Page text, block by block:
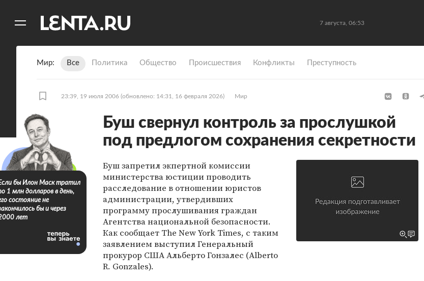
7 августа, 06:53
Мир Все Политика Общество Происшествия Конфликты Преступность
23:39, 19 июля 2006 (обновлено: 14:31, 16 февраля 2026) Мир
Буш свернул контроль за прослушкой
под предлогом сохранения секретности
Буш запретил экпертной комиссии
министерства юстиции проводить
расследование в отношении юристов
администрации, утвердивших
программу прослушивания граждан
Агентства национальной безопасности.
Как сообщает The New York Times, с таким
заявлением выступил Генеральный
прокурор США Альберто Гонзалес (Alberto
R. Gonzales).
бы Илон Маск тратил
1 млн долларов в день,
состояние не
бы и через
лет